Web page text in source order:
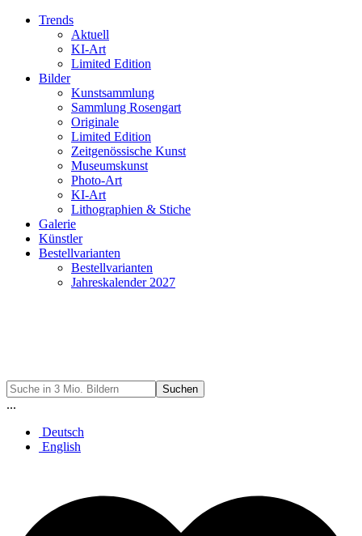
Trends
Aktuell
KI-Art
Limited Edition
Bilder
Kunstsammlung
Sammlung Rosengart
Originale
Limited Edition
Zeitgenössische Kunst
Museumskunst
Photo-Art
KI-Art
Lithographien & Stiche
Galerie
Künstler
Bestellvarianten
Bestellvarianten
Jahreskalender 2027
Suchen
...
Deutsch
English